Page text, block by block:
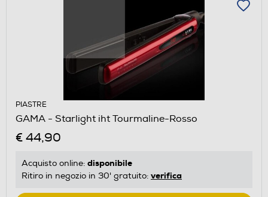
PIASTRE
GAMA - Starlight iht Tourmaline-Rosso
€ 44,90
Acquisto online: disponibile
Ritiro in negozio in 30' gratuito: verifica